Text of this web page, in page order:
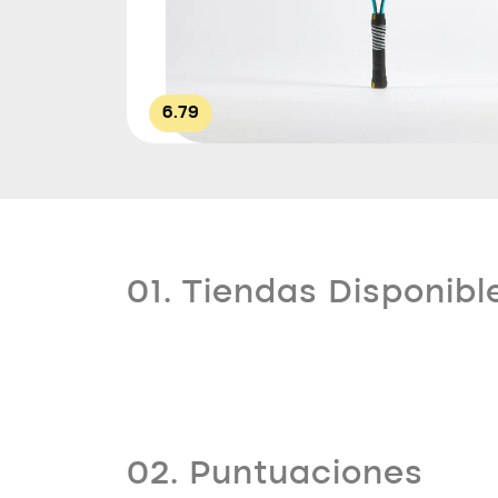
6.79
01. Tiendas
02. Puntuaciones